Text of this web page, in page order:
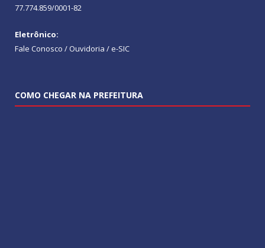
77.774.859/0001-82
Eletrônico:
Fale Conosco / Ouvidoria / e-SIC
COMO CHEGAR NA PREFEITURA